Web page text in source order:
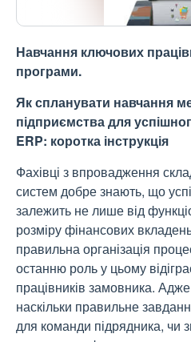
Навчання ключових
програми.
Як спланувати навчання
підприємства для
ERP: коротка інструкція
Фахівці з впровадження
систем добре знають, що
залежить не лише від
розміру фінансових
правильна організація
останню роль у цьому
працівників замовника.
наскільки правильне
для команди підрядника, чи